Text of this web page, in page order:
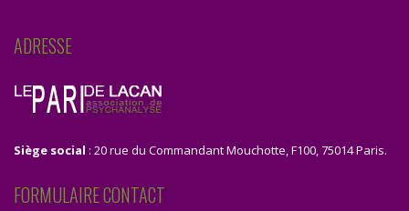
ADRESSE
Siège social : 20 rue du Commandant Mouchotte, F100, 75014 Paris.
FORMULAIRE CONTACT